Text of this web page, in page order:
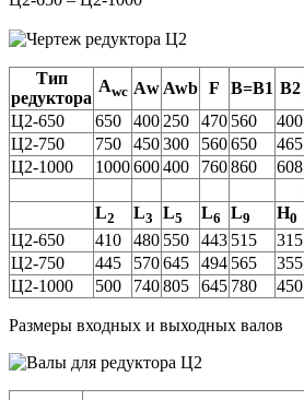
Тип
редуктора
Awc Аw Awb F B=B1 B2
Ц2-650 650 400 250 470 560 400
Ц2-750
750 450300 560650 465
Ц2-1000
1000600400 760860 608
L2 L3 L5 L6 L9 H0
Ц2-650
410 480 550 443 515 315
Ц2-750
445 570645 494 565 355
Ц2-1000
500 740805 645 780 450
Размеры входных и выходных валов